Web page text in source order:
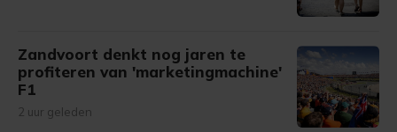
Zandvoort denkt nog jaren te
profiteren van 'marketingmachine'
F1
2 uur geleden